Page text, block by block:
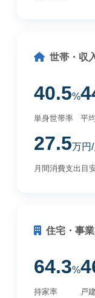
世帯・収
40.5%
単身世帯率 平
27.5万円/
月間消費支出目
住宅・事
64.3%
持家率 戸